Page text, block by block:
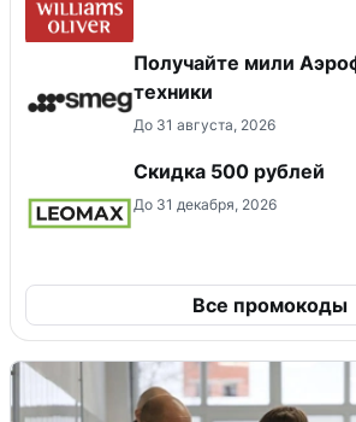
Получайте мили
техники
До 31 августа, 2026
Скидка 500 рублей
До 31 декабря, 2026
Все промокоды